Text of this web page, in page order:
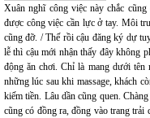
Xuân nghĩ công việc này chắc
được công việc cần lực ở tay. Môi
cũng đỡ. / Thế rồi cậu đăng ký dự
lễ thì cậu mới nhận thấy đây không
động ăn chơi. Chỉ là mang dưới tên
những lúc sau khi massage, khách
kiếm tiền. Lâu dần cũng quen.
cũng có đồng ra, đồng vào trang trải